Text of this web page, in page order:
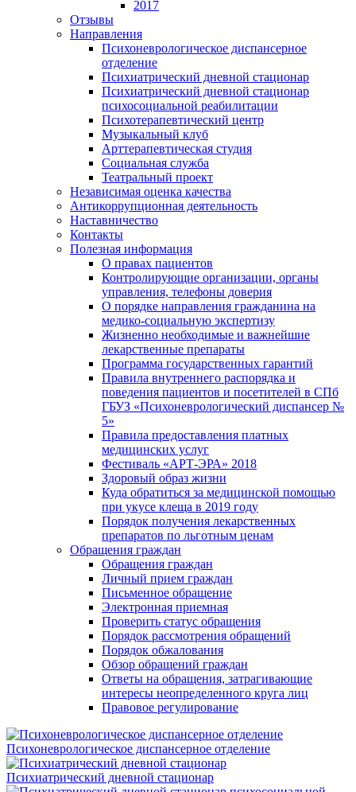
2017
Отзывы
Направления
Психоневрологическое диспансерное
отделение
Психиатрический дневной стационар
Психиатрический дневной стационар
психосоциальной реабилитации
Психотерапевтический центр
Музыкальный клуб
Арттерапевтическая студия
Социальная служба
Театральный проект
Независимая оценка качества
Антикоррупционная деятельность
Наставничество
Контакты
Полезная информация
О правах пациентов
Контролирующие организации, органы
управления, телефоны доверия
О порядке направления гражданина на
медико-социальную экспертизу
Жизненно необходимые и важнейшие
лекарственные препараты
Программа государственных гарантий
Правила внутреннего распорядка и
поведения пациентов и посетителей в СПб
ГБУЗ «Психоневрологический диспансер №
5»
Правила предоставления платных
медицинских услуг
Фестиваль «АРТ-ЭРА» 2018
Здоровый образ жизни
Куда обратиться за медицинской помощью
при укусе клеща в 2019 году
Порядок получения лекарственных
препаратов по льготным ценам
Обращения граждан
Обращения граждан
Личный прием граждан
Письменное обращение
Электронная приемная
Проверить статус обращения
Порядок рассмотрения обращений
Порядок обжалования
Обзор обращений граждан
Ответы на обращения, затрагивающие
интересы неопределенного круга лиц
Правовое регулирование
Психоневрологическое диспансерное отделение
Психиатрический дневной стационар